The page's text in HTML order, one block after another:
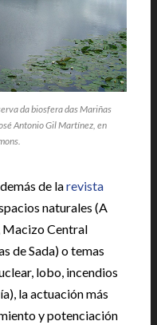
da biosfera das Mariñas
Antonio Gil Martínez, en
de larevista
naturales (A
Macizo Central
de Sada) o temas
lobo, incendios
la actuación más
y potenciación